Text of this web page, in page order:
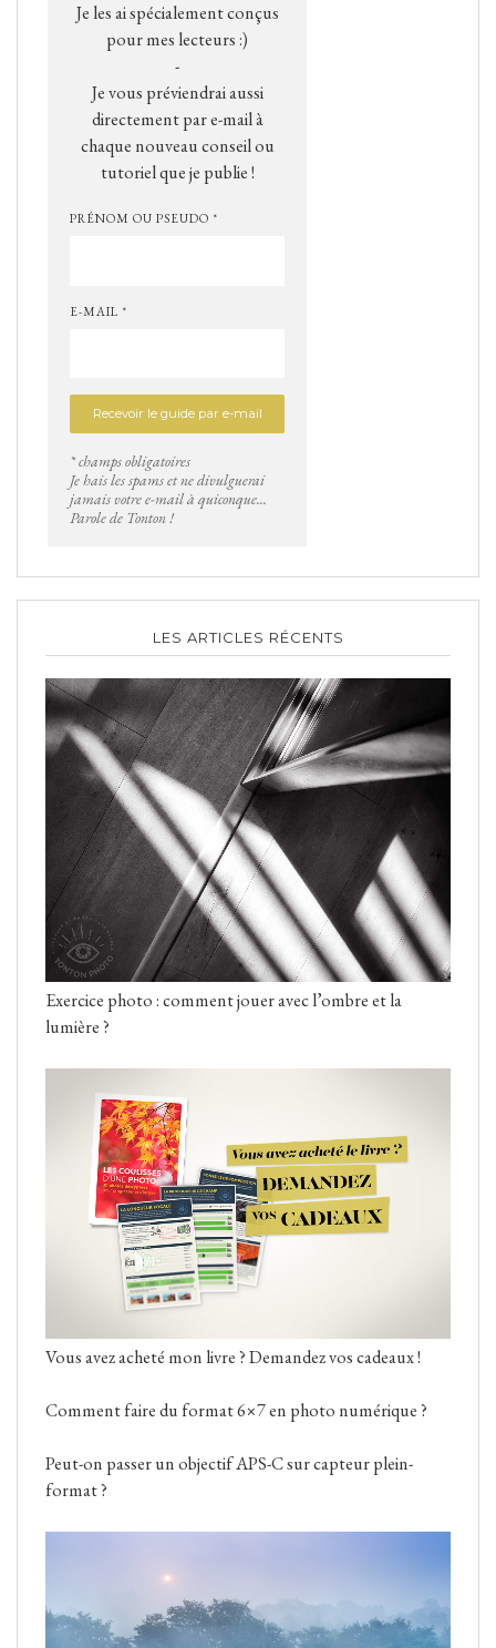
Je les ai spécialement conçus
pour mes lecteurs :)
-
Je vous préviendrai aussi
directement par e-mail à
chaque nouveau conseil ou
tutoriel que je publie !
PRÉNOM OU PSEUDO *
E-MAIL *
* champs obligatoires
Je hais les spams et ne divulguerai
jamais votre e-mail à quiconque...
Parole de Tonton !
LES ARTICLES RÉCENTS
Exercice photo : comment jouer avec l’ombre et la
lumière ?
Vous avez acheté mon livre ? Demandez vos cadeaux !
Comment faire du format 6×7 en photo numérique ?
Peut-on passer un objectif APS-C sur capteur plein-
format ?